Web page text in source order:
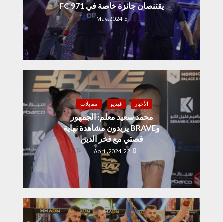
يقتنصان جائزة خاصة في 971 FC
5 May,2024
الأخبار فيديو مقابلات
محمد سعيد معلم: الجمهور
وBRAVE يريدون مشاهدة نهاية
قصتي مع فخر الدين
22 April,2024